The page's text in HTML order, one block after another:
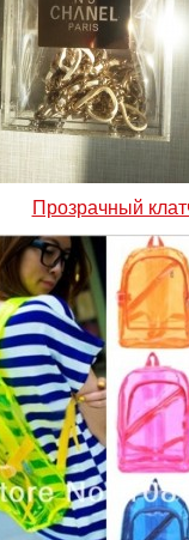
Прозрачный